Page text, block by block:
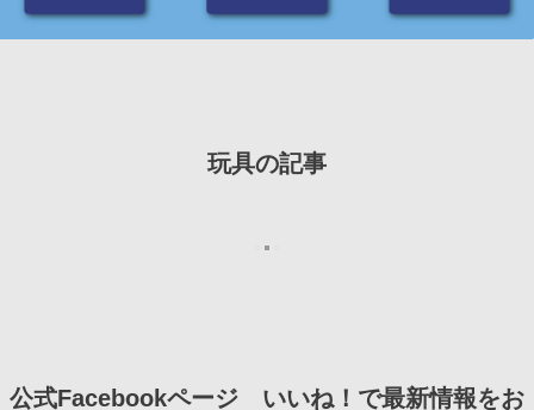
玩具の記事
公式Facebookページ いいね！で最新情報をお